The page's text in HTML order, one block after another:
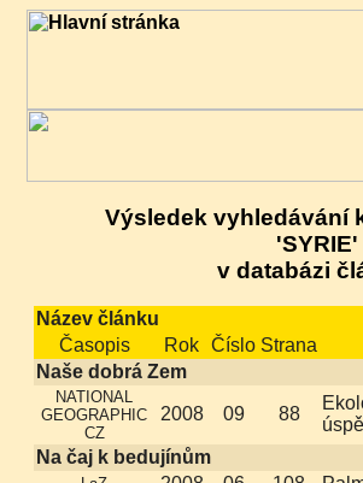
Výsledek vyhledávání
'SYRIE'
v databázi
Název článku
Časopis
Rok Číslo Strana
Naše dobrá Zem
NATIONAL
GEOGRAPHIC
CZ
2008 09 88
Na čaj k bedujínům